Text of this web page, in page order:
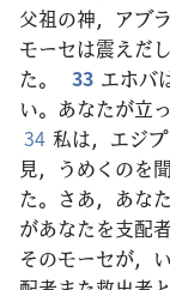
父祖の神，アブ
モーセは震えだ
た。
33 エホバ
い。あなたが立
34 私は，エジ
見，うめくのを
た。さあ，あな
があなたを支配
そのモーセが，